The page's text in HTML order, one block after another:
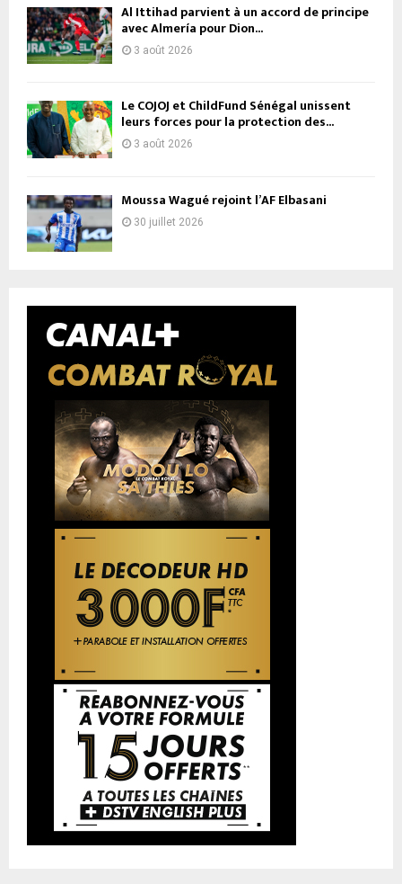
Al Ittihad parvient à un accord de principe
avec Almería pour Dion...
3 août 2026
Le COJOJ et ChildFund Sénégal unissent
leurs forces pour la protection des...
3 août 2026
Moussa Wagué rejoint l’AF Elbasani
30 juillet 2026